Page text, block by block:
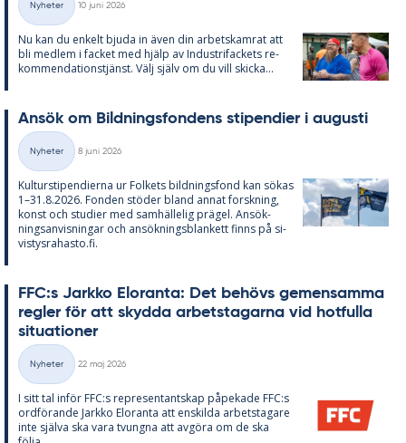
Kategorier
Nyheter
10 juni 2026
Nu kan du en­kelt bju­da in även din ar­bets­kam­rat att
bli med­lem i fac­ket med hjälp av In­du­stri­fac­kets re­
kom­men­da­tions­tjänst. Välj själv om du vill skic­ka...
An­sök om Bild­nings­fon­dens sti­pen­di­er i au­gusti
Kategorier
Nyheter
8 juni 2026
Kul­tursti­pen­di­er­na ur Fol­kets bild­nings­fond kan sö­kas
1–31.8.2026. Fon­den stö­der bland an­nat forsk­ning,
konst och stu­di­er med sam­häl­le­lig prä­gel. An­sök­
nings­an­vis­ning­ar och an­sök­nings­blan­kett fin­ns på si­
vis­tys­ra­has­to.fi.
FFC:s Jark­ko Elo­ran­ta: Det be­hö­vs ge­men­sam­ma
reg­ler för att skyd­da ar­bets­ta­gar­na vid hot­ful­la
si­tu­a­tio­ner
Kategorier
Nyheter
22 maj 2026
I sitt tal in­för FFC:s re­pre­sen­tant­skap på­pe­ka­de FFC:s
ord­fö­ran­de Jark­ko Elo­ran­ta att en­skil­da ar­bets­ta­ga­re
inte själva ska vara tvung­na att av­gö­ra om de ska